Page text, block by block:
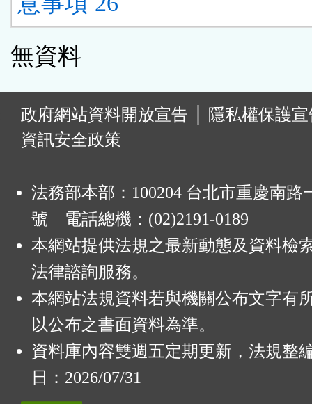
無資料
政府網站資料開放宣告
隱私權保護
資訊安全政策
法務部本部：100204 台北市重慶南路
號 電話總機：(02)2191-0189
本網站提供法規之最新動態及資料檢
法律諮詢服務。
本網站法規資料若與機關公布文字有
以公布之書面資料為準。
資料庫內容雙週五定期更新，法規整
日：2026/07/31